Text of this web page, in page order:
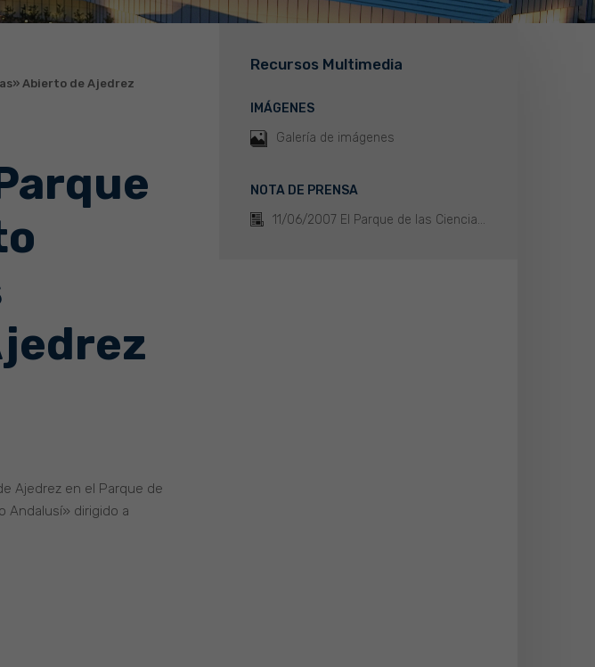
Abierto de Ajedrez
Ajedrez en el Parque de
Andalusí» dirigido a
Recursos Multimedia
IMÁGENES
Galería de imágenes
NOTA DE PRENSA
11/06/2007 El Parque de las Ciencia...